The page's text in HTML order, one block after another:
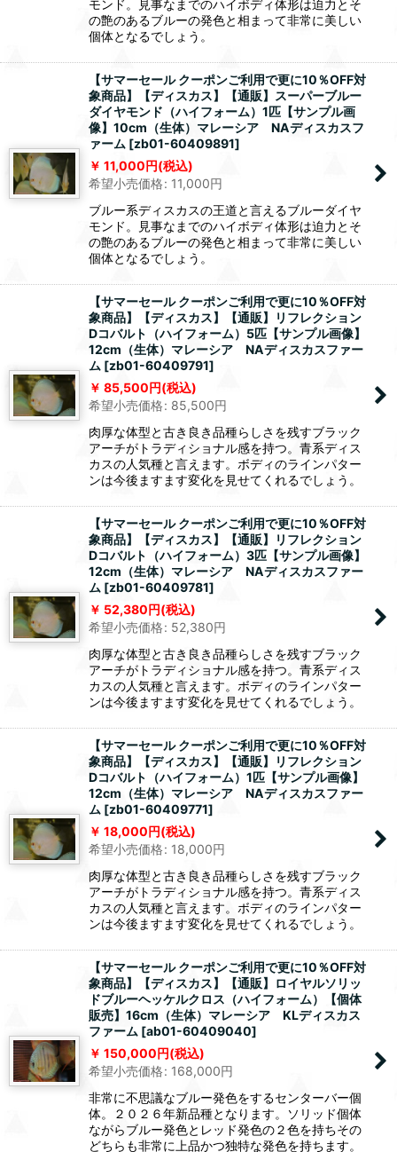
モンド。見事なまでのハイボディ体形は迫力とそ
の艶のあるブルーの発色と相まって非常に美しい
個体となるでしょう。
【サマーセール クーポンご利用で更に10％OFF対
象商品】【ディスカス】【通販】スーパーブルー
ダイヤモンド（ハイフォーム）1匹【サンプル画
像】10cm（生体）マレーシア NAディスカスフ
ァーム [zb01-60409891]
11,000円(税込)
希望小売価格: 11,000円
ブルー系ディスカスの王道と言えるブルーダイヤ
モンド。見事なまでのハイボディ体形は迫力とそ
の艶のあるブルーの発色と相まって非常に美しい
個体となるでしょう。
【サマーセール クーポンご利用で更に10％OFF対
象商品】【ディスカス】【通販】リフレクション
Dコバルト（ハイフォーム）5匹【サンプル画像】
12cm（生体）マレーシア NAディスカスファー
ム [zb01-60409791]
85,500円(税込)
希望小売価格: 85,500円
肉厚な体型と古き良き品種らしさを残すブラック
アーチがトラディショナル感を持つ。青系ディス
カスの人気種と言えます。ボディのラインパター
ンは今後ますます変化を見せてくれるでしょう。
【サマーセール クーポンご利用で更に10％OFF対
象商品】【ディスカス】【通販】リフレクション
Dコバルト（ハイフォーム）3匹【サンプル画像】
12cm（生体）マレーシア NAディスカスファー
ム [zb01-60409781]
52,380円(税込)
希望小売価格: 52,380円
肉厚な体型と古き良き品種らしさを残すブラック
アーチがトラディショナル感を持つ。青系ディス
カスの人気種と言えます。ボディのラインパター
ンは今後ますます変化を見せてくれるでしょう。
【サマーセール クーポンご利用で更に10％OFF対
象商品】【ディスカス】【通販】リフレクション
Dコバルト（ハイフォーム）1匹【サンプル画像】
12cm（生体）マレーシア NAディスカスファー
ム [zb01-60409771]
18,000円(税込)
希望小売価格: 18,000円
肉厚な体型と古き良き品種らしさを残すブラック
アーチがトラディショナル感を持つ。青系ディス
カスの人気種と言えます。ボディのラインパター
ンは今後ますます変化を見せてくれるでしょう。
【サマーセール クーポンご利用で更に10％OFF対
象商品】【ディスカス】【通販】ロイヤルソリッ
ドブルーヘッケルクロス（ハイフォーム）【個体
販売】16cm（生体）マレーシア KLディスカス
ファーム [ab01-60409040]
150,000円(税込)
希望小売価格: 168,000円
非常に不思議なブルー発色をするセンターバー個
体。２０２６年新品種となります。ソリッド個体
ながらブルー発色とレッド発色の２色を持ちその
どちらも非常に上品かつ独特な発色を持ちます。